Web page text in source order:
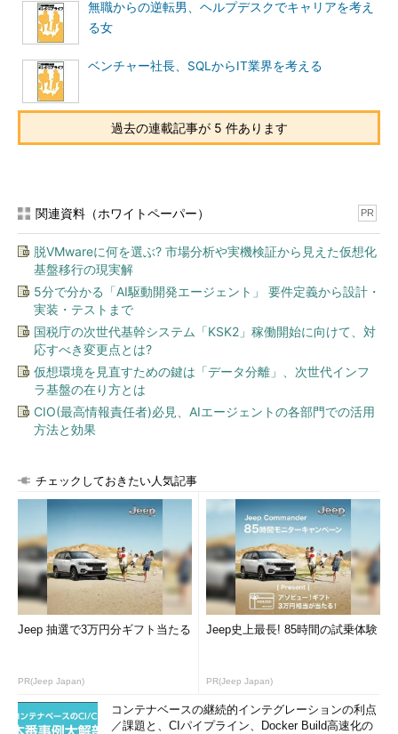
無職からの逆転男、ヘルプデスクでキャリアを考え
る女
ベンチャー社長、SQLからIT業界を考える
過去の連載記事が 5 件あります
関連資料（ホワイトペーパー） PR
脱VMwareに何を選ぶ? 市場分析や実機検証から見えた仮想化
基盤移行の現実解
5分で分かる「AI駆動開発エージェント」 要件定義から設計・
実装・テストまで
国税庁の次世代基幹システム「KSK2」稼働開始に向けて、対
応すべき変更点とは?
仮想環境を見直すための鍵は「データ分離」、次世代インフ
ラ基盤の在り方とは
CIO(最高情報責任者)必見、AIエージェントの各部門での活用
方法と効果
チェックしておきたい人気記事
Jeep 抽選で3万円分ギフト当たる
PR(Jeep Japan)
Jeep史上最長! 85時間の試乗体験
PR(Jeep Japan)
コンテナベースの継続的インテグレーションの利点
／課題と、CIパイプライン、Docker Build高速化の